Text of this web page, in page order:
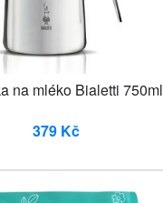
na mléko Bialetti 750ml
379 Kč